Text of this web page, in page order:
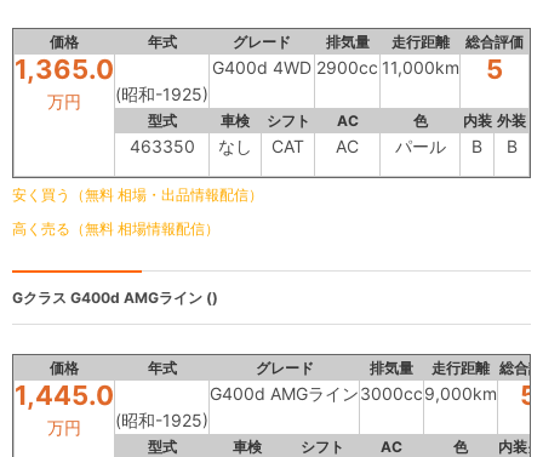
価格 年式 グレード 排気量 走行距離 総合評価
1,365.0
万円 (昭和-1925)
G400d 4WD 2900cc 11,000km 5
型式 車検 シフト AC 色 内装 外装
463350 なし CAT AC パール B B
安く買う（無料 相場・出品情報配信）
高く売る（無料 相場情報配信）
Gクラス G400d AMGライン ()
価格 年式 グレード 排気量 走行距離 総合
1,445.0
万円 (昭和-1925)
G400d AMGライン3000cc9,000km 5
型式 車検 シフト AC 色 内装